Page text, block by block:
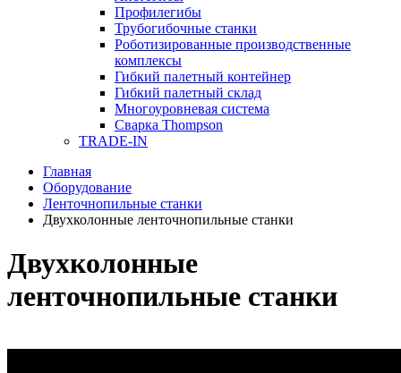
Профилегибы
Трубогибочные станки
Роботизированные производственные
комплексы
Гибкий палетный контейнер
Гибкий палетный склад
Многоуровневая система
Сварка Thompson
TRADE-IN
Главная
Оборудование
Ленточнопильные станки
Двухколонные ленточнопильные станки
Двухколонные
ленточнопильные станки